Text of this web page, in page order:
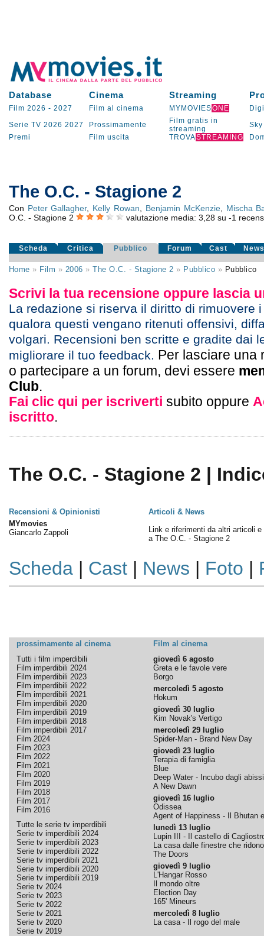
Database Cinema Streaming
Film 2026 - 2027 Film al cinema MYMOVIESONE
Serie TV 2026 2027 Prossimamente
Film gratis in
streaming
Sky
Premi
Film uscita TROVASTREAMING
The O.C. - Stagione 2
Con Peter Gallagher, Kelly Rowan Benjamin McKenzie, Mischa
O.C. - Stagione 2
valutazione media: 3,28 su -1
Scheda Critica Pubblico Forum Cast
Home » Film » 2006 »The O.C. - Stagione 2 » Pubblico » Pubblico
Scrivi la tua recensione oppure lascia
La redazione si riserva il diritto di rimuovere
qualora questi vengano ritenuti offensivi,
volgari. Recensioni ben scritte e gradite dai
migliorare il tuo feedback. Per lasciare una
o partecipare a un forum, devi essere
Club.
Fai clic qui per iscriverti subito oppure
iscritto.
The O.C. - Stagione 2 |
Recensioni & Opinionisti
Articoli & News
MYmovies
Giancarlo Zappoli
Link e riferimenti da altri articoli e
a The O.C. - Stagione 2
Scheda| Cast| News | Foto |
prossimamente al cinema
Film al cinema
Tutti i film imperdibili
Film imperdibili 2024
Film imperdibili 2023
Film imperdibili 2022
Film imperdibili 2021
Film imperdibili 2020
Film imperdibili 2019
Film imperdibili 2018
Film imperdibili 2017
Film 2024
Film 2023
Film 2022
Film 2021
Film 2020
Film 2019
Film 2018
Film 2017
Film 2016
Tutte le serie tv imperdibili
Serie tv imperdibili 2024
Serie tv imperdibili 2023
Serie tv imperdibili 2022
Serie tv imperdibili 2021
Serie tv imperdibili 2020
Serie tv imperdibili 2019
Serie tv 2024
Serie tv 2023
Serie tv 2022
Serie tv 2021
Serie tv 2020
Serie tv 2019
giovedì 6 agosto
Greta e le favole vere
Borgo
mercoledì 5 agosto
Hokum
giovedì 30 luglio
Kim Novak's Vertigo
mercoledì 29 luglio
Spider-Man - Brand New Day
giovedì 23 luglio
Terapia di famiglia
Blue
Deep Water - Incubo dagli abissi
A New Dawn
giovedì 16 luglio
Odissea
Agent of Happiness - Il Bhutan
lunedì 13 luglio
Lupin III - Il castello di
La casa dalle finestre che ridono
The Doors
giovedì 9 luglio
L'Hangar Rosso
Il mondo oltre
Election Day
165' Mineurs
mercoledì 8 luglio
La casa - Il rogo del male